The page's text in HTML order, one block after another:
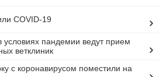
COVID-19
условиях пандемии ведут прием
ветклиник
с коронавирусом поместили на